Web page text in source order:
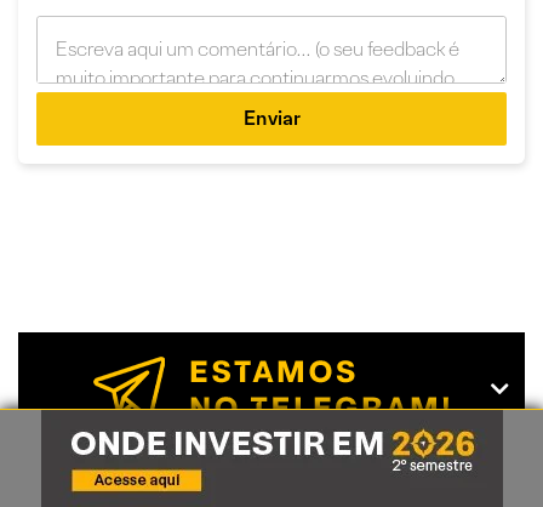
Enviar
Receba o melhor do conteúdo